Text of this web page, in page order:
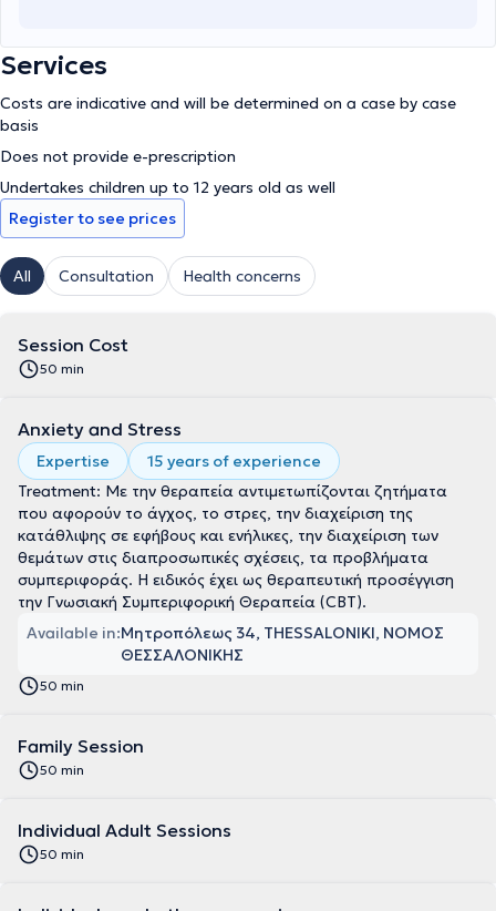
Services
Costs are indicative and will be determined on a case by case
basis
Does not provide e-prescription
Undertakes children up to 12 years old as well
Register to see prices
All Consultation Health concerns
Session Cost
50 min
Anxiety and Stress
Expertise
15 years of experience
Treatment: Με την θεραπεία αντιμετωπίζονται ζητήματα
που αφορούν το άγχος, το στρες, την διαχείριση της
κατάθλιψης σε εφήβους και ενήλικες, την διαχείριση των
θεμάτων στις διαπροσωπικές σχέσεις, τα προβλήματα
συμπεριφοράς. Η ειδικός έχει ως θεραπευτική προσέγγιση
την Γνωσιακή Συμπεριφορική Θεραπεία (CBT).
Available in:Μητροπόλεως 34, THESSALONIKI, ΝΟΜΟΣ
ΘΕΣΣΑΛΟΝΙΚΗΣ
50 min
Family Session
50 min
Individual Adult Sessions
50 min